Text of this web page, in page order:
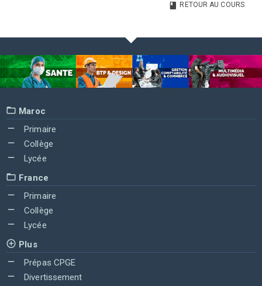
RETOUR AU COURS
Maroc
Primaire
Collège
Lycée
France
Primaire
Collège
Lycée
Plus
Prépas CPGE
Divertissement